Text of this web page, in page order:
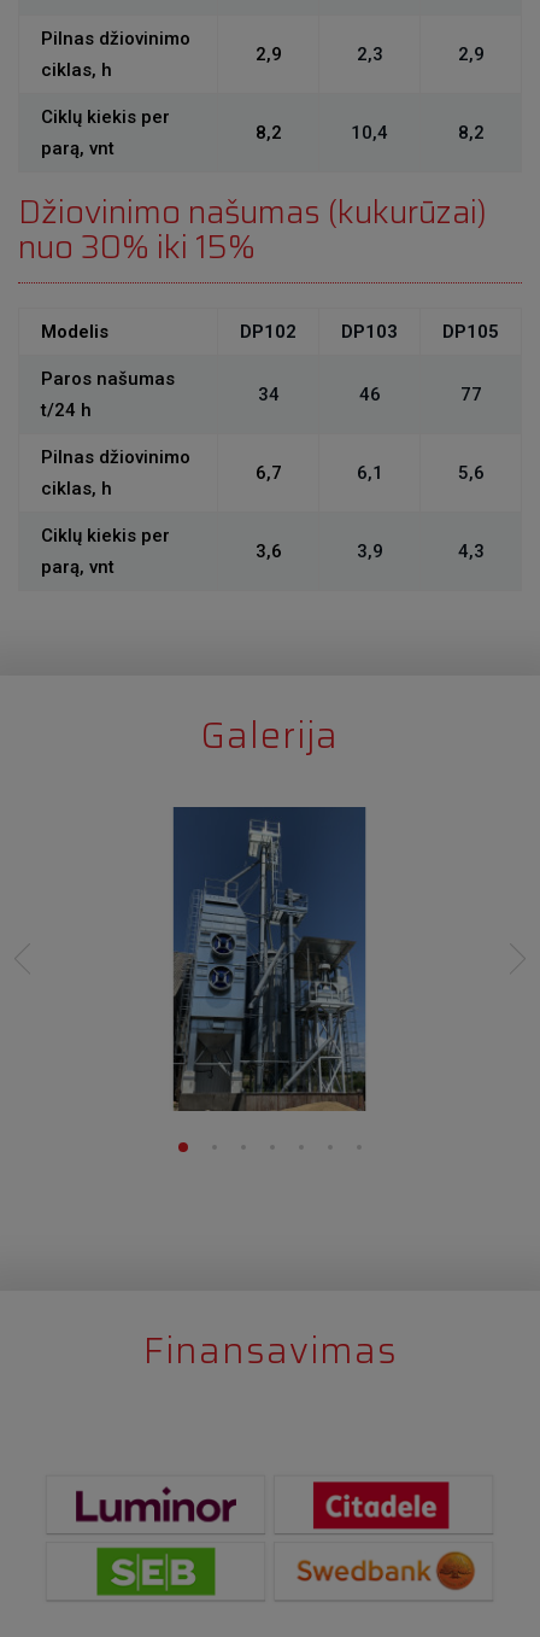
Pilnas džiovinimo
ciklas, h
2,9 2,3 2,9
Ciklų kiekis per
parą, vnt
8,2 10,4 8,2
Džiovinimo našumas (kukurūzai)
nuo 30% iki 15%
Modelis DP102 DP103 DP105
Paros našumas
t/24 h
34 46 77
Pilnas džiovinimo
ciklas, h
6,7 6,1 5,6
Ciklų kiekis per
parą, vnt
3,6 3,9 4,3
Galerija
Finansavimas